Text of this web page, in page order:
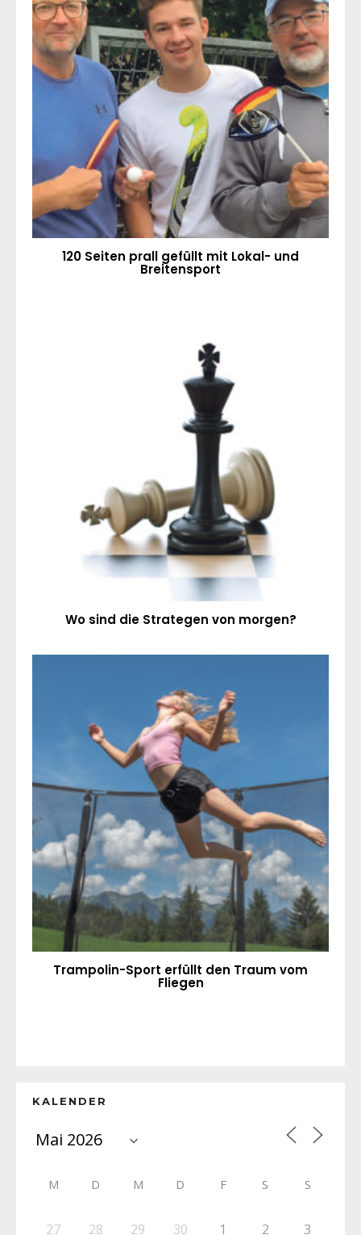
120 Seiten prall gefüllt mit Lokal- und
Breitensport
Wo sind die Strategen von morgen?
Trampolin-Sport erfüllt den Traum vom
Fliegen
KALENDER
M D M D F S S
27 28 29 30 1 2 3